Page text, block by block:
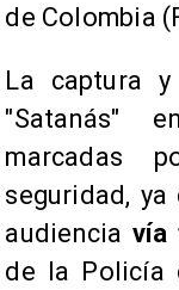
de Colombia
La captura
"Satanás"
marcadas
seguridad,
audiencia vía
de la Policía